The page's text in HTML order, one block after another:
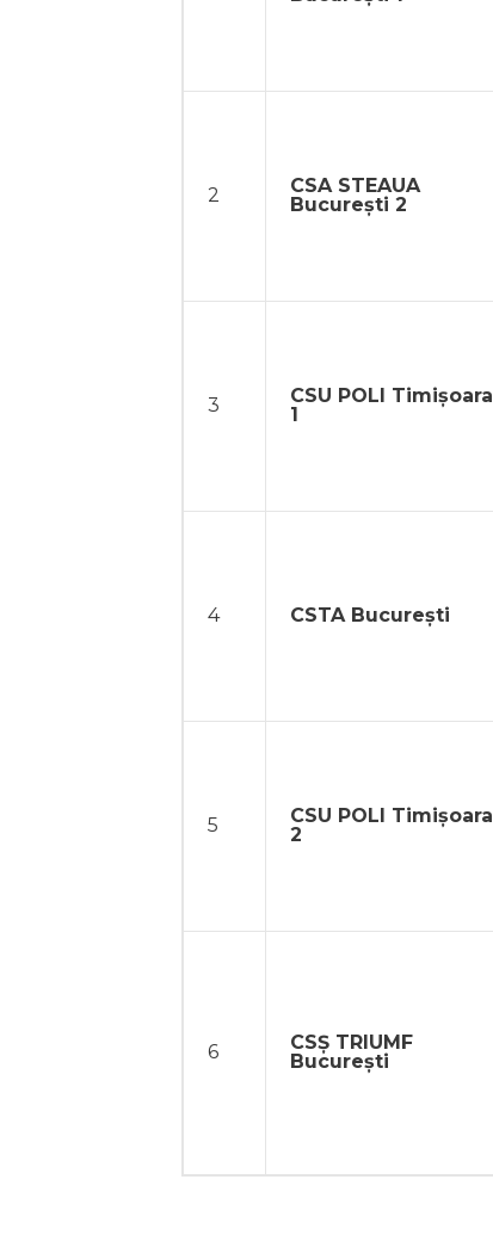
2
CSA STEAUA
București 2
3
CSU POLI Timișoara
1
4 CSTA București
5
CSU POLI Timișoara
2
6
CSȘ TRIUMF
București